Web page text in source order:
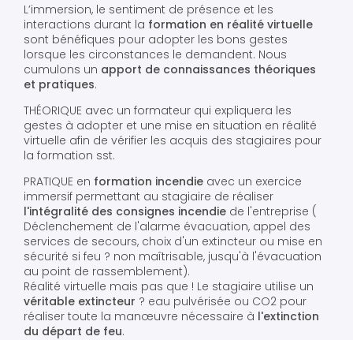
L’immersion, le sentiment de présence et les
interactions durant la formation en réalité virtuelle
sont bénéfiques pour adopter les bons gestes
lorsque les circonstances le demandent. Nous
cumulons un apport de connaissances théoriques
et pratiques.
THÉORIQUE avec un formateur qui expliquera les
gestes à adopter et une mise en situation en réalité
virtuelle afin de vérifier les acquis des stagiaires pour
la formation sst.
PRATIQUE en formation incendie avec un exercice
immersif permettant au stagiaire de réaliser
l'intégralité des consignes incendie de l'entreprise (
Déclenchement de l'alarme évacuation, appel des
services de secours, choix d'un extincteur ou mise en
sécurité si feu ? non maîtrisable, jusqu'à l'évacuation
au point de rassemblement).
Réalité virtuelle mais pas que ! Le stagiaire utilise un
véritable extincteur ? eau pulvérisée ou CO2 pour
réaliser toute la manœuvre nécessaire à l'extinction
du départ de feu.